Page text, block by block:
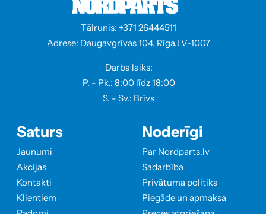
Tālrunis: +371 26444511
Adrese: Daugavgrīvas 104, Rīga,LV-1007
Darba laiks:
P. - Pk.: 8:00 līdz 18:00
S. - Sv.: Brīvs
Saturs
Jaunumi
Akcijas
Kontakti
Klientiem
Noderīgi
Par Nordparts.lv
Sadarbība
Privātuma politika
Piegāde un apmaksa